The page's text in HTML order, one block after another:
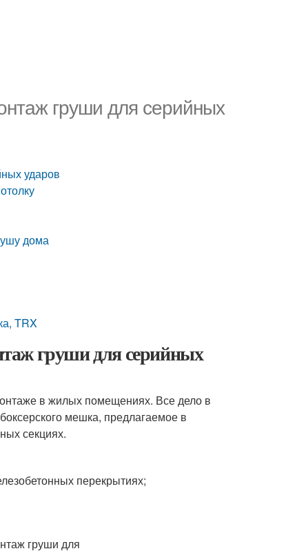
груши для серийных
ударов
дома
TRX
груши для серийных
в жилых помещениях. Все дело в
мешка, предлагаемое в
секциях.
перекрытиях;